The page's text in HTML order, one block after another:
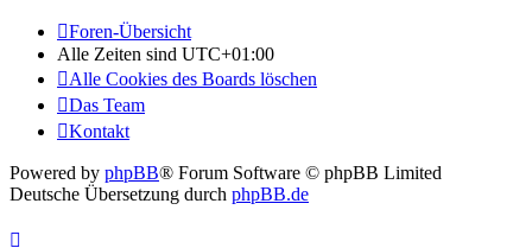
Foren-Übersicht
Alle Zeiten sind UTC+01:00
Alle Cookies des Boards löschen
Das Team
Kontakt
Powered by phpBB® Forum Software © phpBB Limited
Deutsche Übersetzung durch phpBB.de